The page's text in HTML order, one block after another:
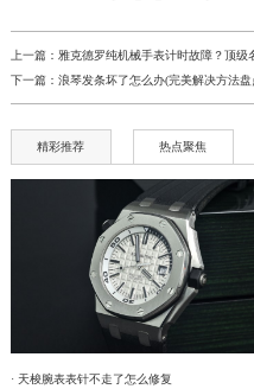
上一篇： 雅克德罗纯机械手表计时故障？顶
下一篇： 浪琴发条坏了怎么办(完美解决方法盘
精彩推荐 热点聚焦
· 天梭腕表表针不走了怎么修复